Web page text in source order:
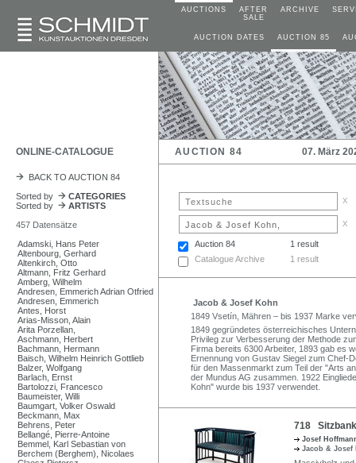
AUCTIONS
AFTER
SALE
ARCHIVE
AUCTION DATES AUCTION 85
ONLINE-CATALOGUE AUCTION 84 07. März
BACK TO AUCTION 84
Sorted by
CATEGORIES
Sorted by
ARTISTS
457 Datensätze
Adamski, Hans Peter
Altenbourg, Gerhard
Altenkirch, Otto
Altmann, Fritz Gerhard
Amberg, Wilhelm
Andresen, Emmerich Adrian Otfried
Andresen, Emmerich
Antes, Horst
Arias-Misson, Alain
Arita Porzellan,
Aschmann, Herbert
Bachmann, Hermann
Baisch, Wilhelm Heinrich Gottlieb
Balzer, Wolfgang
Barlach, Ernst
Bartolozzi, Francesco
Baumeister, Willi
Baumgart, Volker Oswald
Beckmann, Max
Behrens, Peter
Bellangé, Pierre-Antoine
Bemmel, Karl Sebastian von
Berchem (Berghem), Nicolaes
x
x
Auction 84
1 result
Catalogue Archive
1 result
Jacob & Josef Kohn
1849 Vsetín, Mähren – bis 1937 Marke
1849 gegründetes österreichisches
Privileg zur Verbesserung der Methode
Firma bereits 6300 Arbeiter, 1893 gab es
Ernennung von Gustav Siegel zum Chef-
für den Massenmarkt zum Teil der "Arts
der Mundus AG zusammen. 1922
Kohn" wurde bis 1937 verwendet.
718
Josef
Jacob &